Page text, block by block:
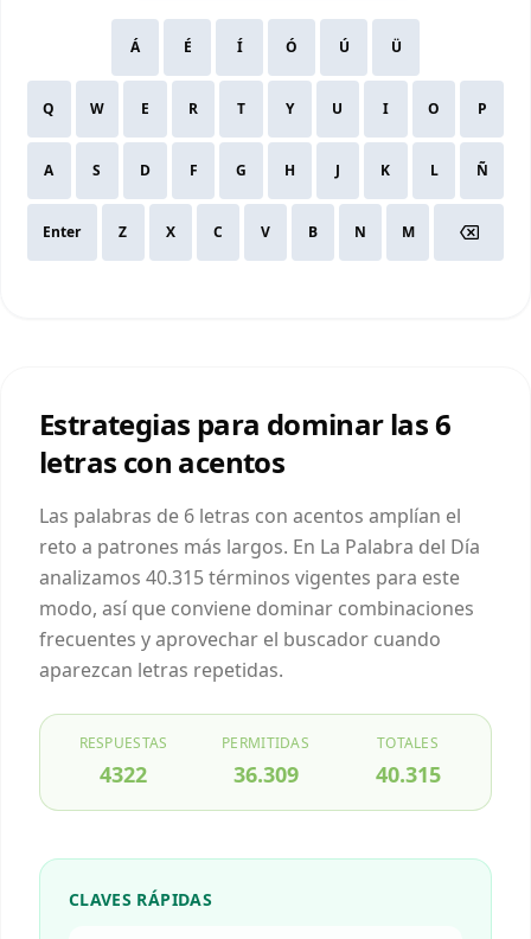
Á É Í Ó Ú Ü
Q W E R T Y U I O P
A S D F G H J K L Ñ
Enter Z X C V B N M
Estrategias para dominar las6
letras con acentos
Las palabras de 6 letras con acentos amplían el
reto a patrones más largos. En La Palabra del Día
analizamos 40.315 términos vigentes para este
modo, así que conviene dominar combinaciones
frecuentes y aprovechar el buscador cuando
aparezcan letras repetidas.
RESPUESTAS
4322
PERMITIDAS
36.309
TOTALES
40.315
CLAVES RÁPIDAS